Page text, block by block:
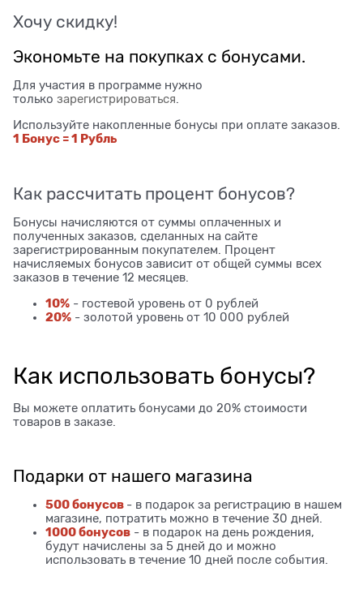
Хочу скидку!
Экономьте на покупках с бонусами.
Для участия в программе нужно
только зарегистрироваться
Используйте накопленные бонусы при оплате заказов.
1 Бонус = 1 Рубль
Как рассчитать процент бонусов?
Бонусы начисляются от суммы оплаченных и
полученных заказов, сделанных на сайте
зарегистрированным покупателем. Процент
начисляемых бонусов зависит от общей суммы всех
заказов в течение 12 месяцев.
10% - гостевой уровень от 0 рублей
20% - золотой уровень от 10 000 рублей
Как использовать бонусы?
Вы можете оплатить бонусами до 20% стоимости
товаров в заказе.
Подарки от нашего магазина
500 бонусов - в подарок за регистрацию в нашем
магазине, потратить можно в течение 30 дней.
1000 бонусов - в подарок на день рождения,
будут начислены за 5 дней до и можно
использовать в течение 10 дней после события.